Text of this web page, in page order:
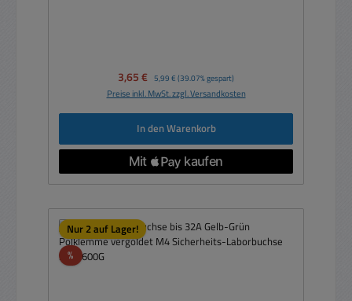
Verkaufspreis:
3,65 € Regulärer Preis:
5,99 € (39.07% gespart)
Preise inkl. MwSt. zzgl. Versandkosten
In den Warenkorb
Nur 2 auf Lager!
%Rabatt